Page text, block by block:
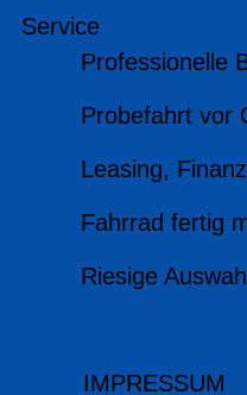
Service
Professionelle
Probefahrt vor
Leasing,
Fahrrad fertig
Riesige
IMPRESSUM